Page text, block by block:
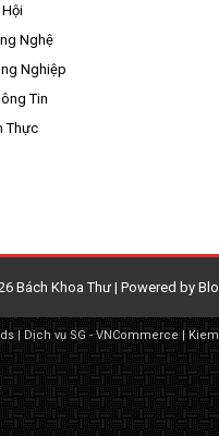
Nghệ
Nghiệp
Tin
Thực
Bách Khoa Thư| Powered by
| Dịch vụ SG-VNCommerce|